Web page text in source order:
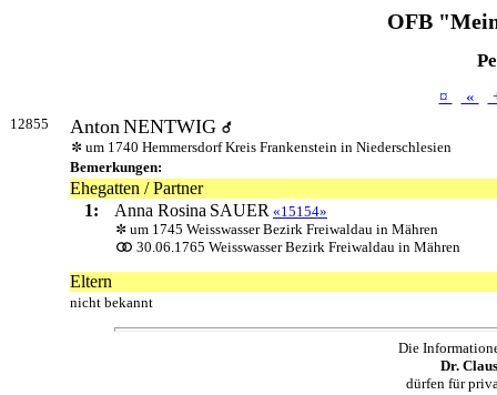
OFB
¤ «
12855 AntonNENTWIG
um 1740 Hemmersdorf Kreis Frankenstein in Niederschlesien
Bemerkungen:
Ehegatten / Partner
1:
Anna Rosina SAUER «15154»
um 1745 Weisswasser Bezirk Freiwaldau in Mähren
30.06.1765 Weisswasser Bezirk Freiwaldau in Mähren
Eltern
nicht bekannt
Die
Dr.
dürfen für